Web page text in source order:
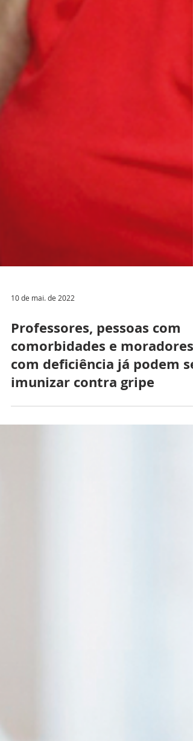
10 de mai. de 2022
Professores, pessoas com
comorbidades e moradores
com deficiência já podem se
imunizar contra gripe